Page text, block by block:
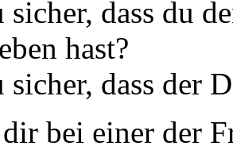
sicher, dass du
hast?
sicher, dass der
bei einer der